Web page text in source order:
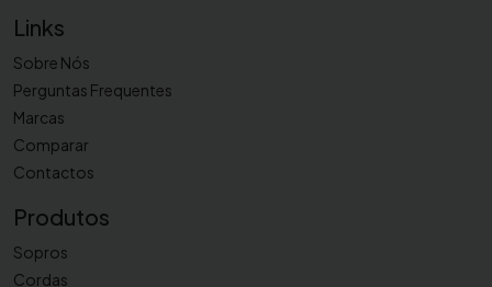
Links
Sobre Nós
Perguntas Frequentes
Marcas
Comparar
Contactos
Produtos
Sopros
Cordas